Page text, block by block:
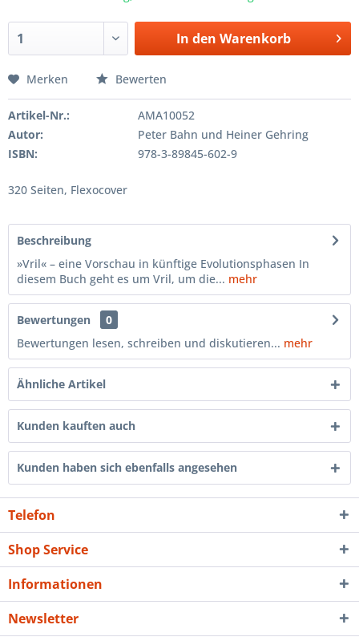
In den Warenkorb
Merken Bewerten
Artikel-Nr.:
AMA10052
Autor:
Peter Bahn und Heiner Gehring
ISBN:
978-3-89845-602-9
320 Seiten, Flexocover
Beschreibung
»Vril« – eine Vorschau in künftige Evolutionsphasen In
diesem Buch geht es um Vril, um die... mehr
Bewertungen
0
Bewertungen lesen, schreiben und diskutieren... mehr
Ähnliche Artikel
Kunden kauften auch
Kunden haben sich ebenfalls angesehen
Telefon
Shop Service
Informationen
Newsletter